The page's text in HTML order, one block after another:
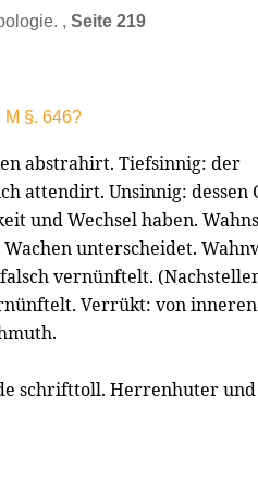
, Seite 219
§. 646?
abstrahirt. Tiefsinnig: der
attendirt. Unsinnig: dessen
und Wechsel haben.
unterscheidet.
vernünftelt.
Verrükt: von inneren
schrifttoll. Herrenhuter